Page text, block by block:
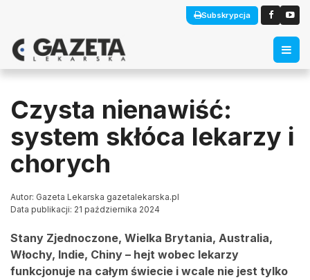
Subskrypcja
Czysta nienawiść:
system skłóca lekarzy i
chorych
Autor: Gazeta Lekarska gazetalekarska.pl
Data publikacji: 21 października 2024
Stany Zjednoczone, Wielka Brytania, Australia,
Włochy, Indie, Chiny – hejt wobec lekarzy
funkcjonuje na całym świecie i wcale nie jest tylko